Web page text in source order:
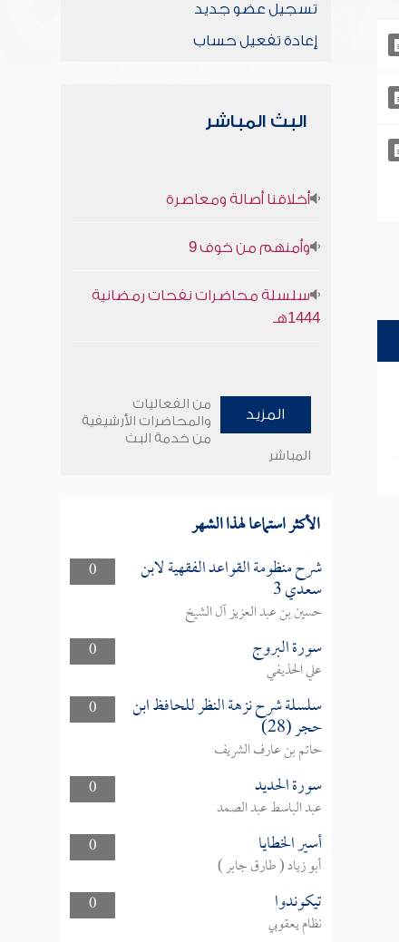
تسجيل عضو جديد
إعادة تفعيل حساب
البث المباشر
أخلاقنا أصالة ومعاصرة
وأمنهم من خوف 9
سلسلة محاضرات نفحات رمضانية
1444هـ
المزيد
من الفعاليات
والمحاضرات الأرشيفية
من خدمة البث
المباشر
الأكثر استماعا لهذا الشهر
0 شرح منظومة القواعد الفقهية لابن
سعدي 3
حسين بن عبد العزيز آل الشيخ
0
سورة البروج
علي الحذيفي
0
سلسلة شرح نزهة النظر للحافظ ابن
حجر (28)
حاتم بن عارف الشريف
0
سورة الحديد
عبد الباسط عبد الصمد
0
أسير الخطايا
أبو زياد ( طارق جابر )
0
تيكوندوا
نظام يعقوبي